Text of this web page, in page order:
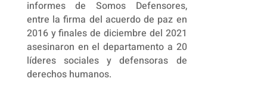
informes de Somos Defensores,
entre la firma del acuerdo de paz en
2016 y finales de diciembre del 2021
asesinaron en el departamento a 20
líderes sociales y defensoras de
derechos humanos.